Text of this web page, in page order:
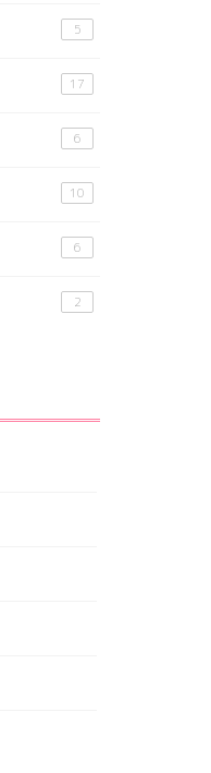
5
17
6
10
6
2